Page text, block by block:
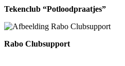
Tekenclub “Potloodpraatjes”
Rabo Clubsupport